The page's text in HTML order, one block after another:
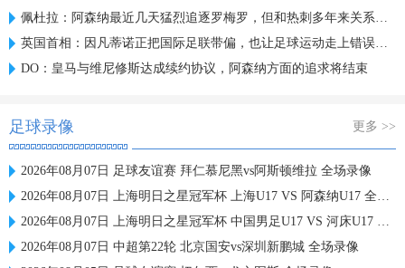
佩杜拉：阿森纳最近几天猛烈追逐罗梅罗，但和热刺多年来关系较僵
英国首相：因凡蒂诺正把国际足联带偏，也让足球运动走上错误道路
DO：皇马与维尼修斯达成续约协议，阿森纳方面的追求将结束
足球录像 更多 >>
2026年08月07日 足球友谊赛 拜仁慕尼黑vs阿斯顿维拉 全场录像
2026年08月07日 上海明日之星冠军杯 上海U17 VS 阿森纳U17 全场录像
2026年08月07日 上海明日之星冠军杯 中国男足U17 VS 河床U17 全场录像
2026年08月07日 中超第22轮 北京国安vs深圳新鹏城 全场录像